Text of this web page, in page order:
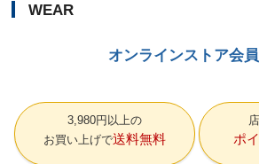
WEAR
オンラインストア会
3,980円以上の
お買い上げで送料無料 ポ